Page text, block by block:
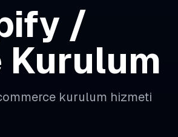
/
Kurulum
kurulum hizmeti